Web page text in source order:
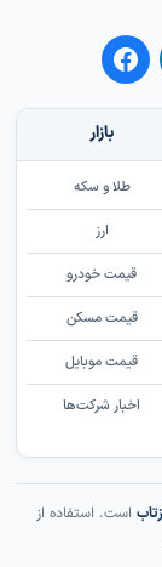
بازار
طلا و سکه
ارز
قیمت خودرو
قیمت مسکن
قیمت موبایل
اخبار شرکت‌ها
است. استفاده از